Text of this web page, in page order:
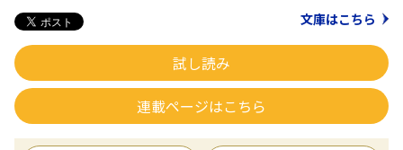
文庫はこちら
試し読み
連載ページはこちら